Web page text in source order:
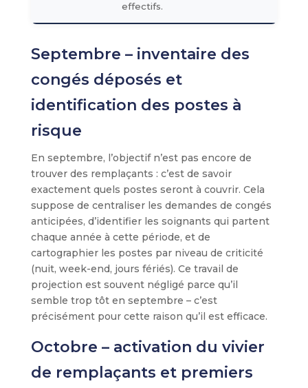
effectifs.
Septembre – inventaire des
congés déposés et
identification des postes à
risque
En septembre, l’objectif n’est pas encore de
trouver des remplaçants : c’est de savoir
exactement quels postes seront à couvrir. Cela
suppose de centraliser les demandes de congés
anticipées, d’identifier les soignants qui partent
chaque année à cette période, et de
cartographier les postes par niveau de criticité
(nuit, week-end, jours fériés). Ce travail de
projection est souvent négligé parce qu’il
semble trop tôt en septembre – c’est
précisément pour cette raison qu’il est efficace.
Octobre – activation du vivier
de remplaçants et premiers